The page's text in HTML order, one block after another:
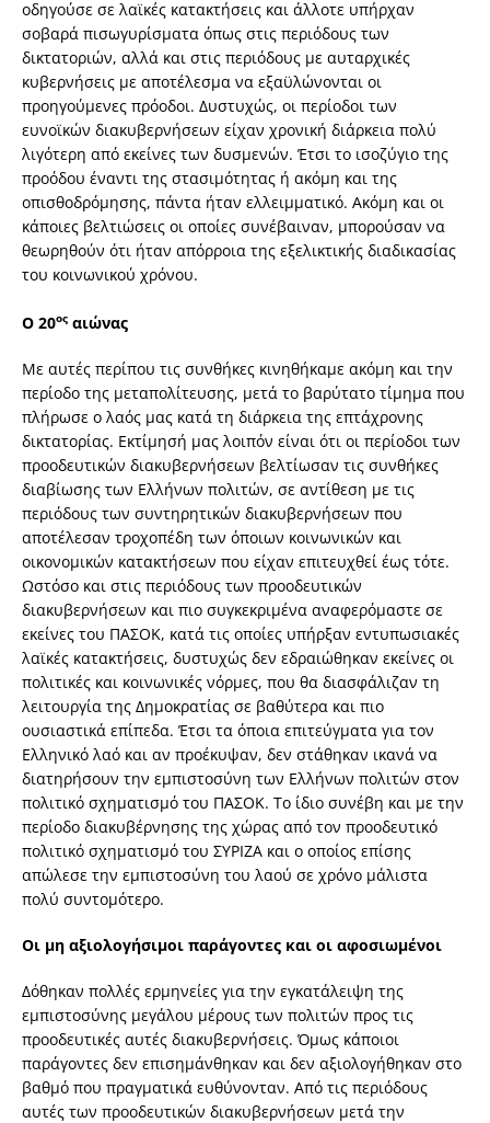
οδηγούσε σε λαϊκές κατακτήσεις και άλλοτε υπήρχαν
σοβαρά πισωγυρίσματα όπως στις περιόδους των
δικτατοριών, αλλά και στις περιόδους με αυταρχικές
κυβερνήσεις με αποτέλεσμα να εξαϋλώνονται οι
προηγούμενες πρόοδοι. Δυστυχώς, οι περίοδοι των
ευνοϊκών διακυβερνήσεων είχαν χρονική διάρκεια πολύ
λιγότερη από εκείνες των δυσμενών. Έτσι το ισοζύγιο της
προόδου έναντι της στασιμότητας ή ακόμη και της
οπισθοδρόμησης, πάντα ήταν ελλειμματικό. Ακόμη και οι
κάποιες βελτιώσεις οι οποίες συνέβαιναν, μπορούσαν να
θεωρηθούν ότι ήταν απόρροια της εξελικτικής διαδικασίας
του κοινωνικού χρόνου.
Ο 20ος αιώνας
Με αυτές περίπου τις συνθήκες κινηθήκαμε ακόμη και την
περίοδο της μεταπολίτευσης, μετά το βαρύτατο τίμημα που
πλήρωσε ο λαός μας κατά τη διάρκεια της επτάχρονης
δικτατορίας. Εκτίμησή μας λοιπόν είναι ότι οι περίοδοι των
προοδευτικών διακυβερνήσεων βελτίωσαν τις συνθήκες
διαβίωσης των Ελλήνων πολιτών, σε αντίθεση με τις
περιόδους των συντηρητικών διακυβερνήσεων που
αποτέλεσαν τροχοπέδη των όποιων κοινωνικών και
οικονομικών κατακτήσεων που είχαν επιτευχθεί έως τότε.
Ωστόσο και στις περιόδους των προοδευτικών
διακυβερνήσεων και πιο συγκεκριμένα αναφερόμαστε σε
εκείνες του ΠΑΣΟΚ, κατά τις οποίες υπήρξαν εντυπωσιακές
λαϊκές κατακτήσεις, δυστυχώς δεν εδραιώθηκαν εκείνες οι
πολιτικές και κοινωνικές νόρμες, που θα διασφάλιζαν τη
λειτουργία της Δημοκρατίας σε βαθύτερα και πιο
ουσιαστικά επίπεδα. Έτσι τα όποια επιτεύγματα για τον
Ελληνικό λαό και αν προέκυψαν, δεν στάθηκαν ικανά να
διατηρήσουν την εμπιστοσύνη των Ελλήνων πολιτών στον
πολιτικό σχηματισμό του ΠΑΣΟΚ. Το ίδιο συνέβη και με την
περίοδο διακυβέρνησης της χώρας από τον προοδευτικό
πολιτικό σχηματισμό του ΣΥΡΙΖΑ και ο οποίος επίσης
απώλεσε την εμπιστοσύνη του λαού σε χρόνο μάλιστα
πολύ συντομότερο.
Οι μη αξιολογήσιμοι παράγοντες και οι αφοσιωμένοι
Δόθηκαν πολλές ερμηνείες για την εγκατάλειψη της
εμπιστοσύνης μεγάλου μέρους των πολιτών προς τις
προοδευτικές αυτές διακυβερνήσεις. Όμως κάποιοι
παράγοντες δεν επισημάνθηκαν και δεν αξιολογήθηκαν στο
βαθμό που πραγματικά ευθύνονταν. Από τις περιόδους
αυτές των προοδευτικών διακυβερνήσεων μετά την